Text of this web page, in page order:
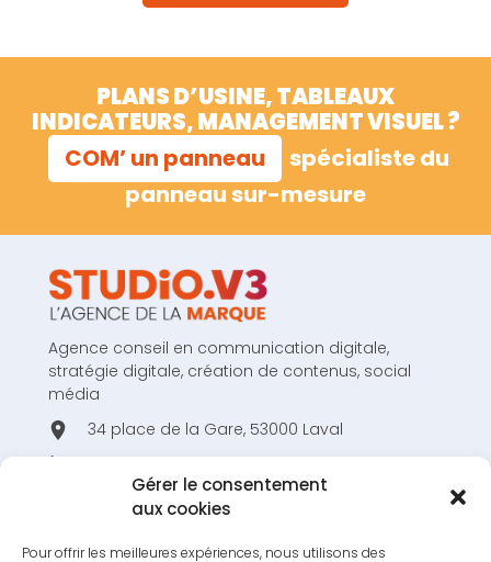
Gérer le consentement
aux cookies
Pour offrir les meilleures expériences, nous utilisons des
PLANS D’USINE, TABLEAUX
INDICATEURS, MANAGEMENT VISUEL ?
COM’ un panneau
spécialiste du
panneau sur-mesure
Agence conseil en communication digitale,
stratégie digitale, création de contenus, social
média
34 place de la Gare, 53000 Laval
hello@studiov3.fr